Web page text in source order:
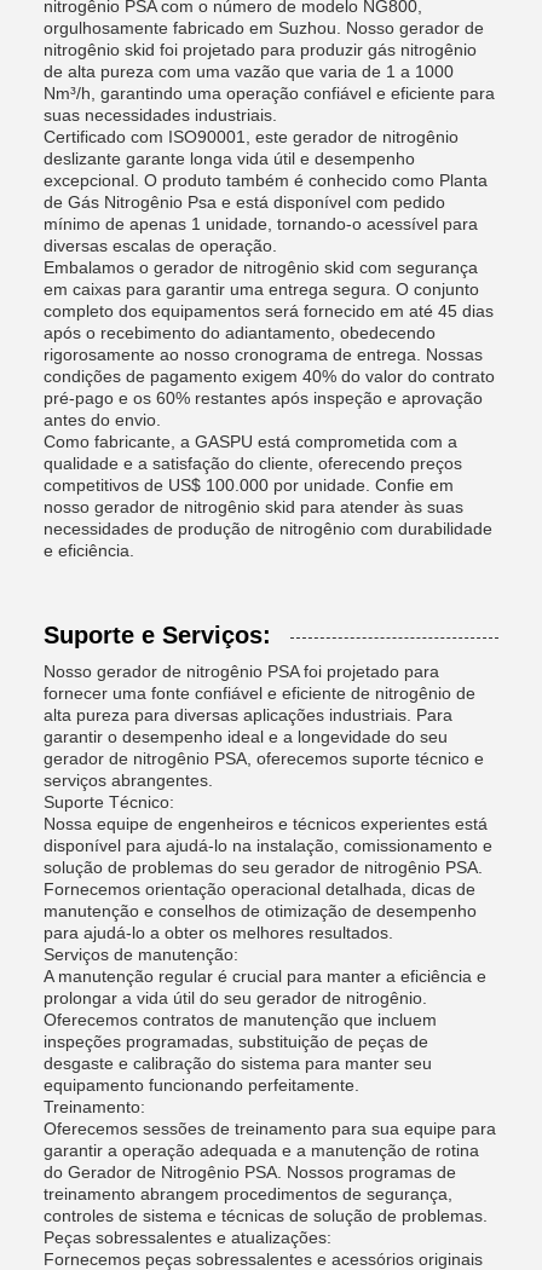
nitrogênio PSA com o número de modelo NG800,
orgulhosamente fabricado em Suzhou. Nosso gerador de
nitrogênio skid foi projetado para produzir gás nitrogênio
de alta pureza com uma vazão que varia de 1 a 1000
Nm³/h, garantindo uma operação confiável e eficiente para
suas necessidades industriais.
Certificado com ISO90001, este gerador de nitrogênio
deslizante garante longa vida útil e desempenho
excepcional. O produto também é conhecido como Planta
de Gás Nitrogênio Psa e está disponível com pedido
mínimo de apenas 1 unidade, tornando-o acessível para
diversas escalas de operação.
Embalamos o gerador de nitrogênio skid com segurança
em caixas para garantir uma entrega segura. O conjunto
completo dos equipamentos será fornecido em até 45 dias
após o recebimento do adiantamento, obedecendo
rigorosamente ao nosso cronograma de entrega. Nossas
condições de pagamento exigem 40% do valor do contrato
pré-pago e os 60% restantes após inspeção e aprovação
antes do envio.
Como fabricante, a GASPU está comprometida com a
qualidade e a satisfação do cliente, oferecendo preços
competitivos de US$ 100.000 por unidade. Confie em
nosso gerador de nitrogênio skid para atender às suas
necessidades de produção de nitrogênio com durabilidade
e eficiência.
Suporte e Serviços:
Nosso gerador de nitrogênio PSA foi projetado para
fornecer uma fonte confiável e eficiente de nitrogênio de
alta pureza para diversas aplicações industriais. Para
garantir o desempenho ideal e a longevidade do seu
gerador de nitrogênio PSA, oferecemos suporte técnico e
serviços abrangentes.
Suporte Técnico:
Nossa equipe de engenheiros e técnicos experientes está
disponível para ajudá-lo na instalação, comissionamento e
solução de problemas do seu gerador de nitrogênio PSA.
Fornecemos orientação operacional detalhada, dicas de
manutenção e conselhos de otimização de desempenho
para ajudá-lo a obter os melhores resultados.
Serviços de manutenção:
A manutenção regular é crucial para manter a eficiência e
prolongar a vida útil do seu gerador de nitrogênio.
Oferecemos contratos de manutenção que incluem
inspeções programadas, substituição de peças de
desgaste e calibração do sistema para manter seu
equipamento funcionando perfeitamente.
Treinamento:
Oferecemos sessões de treinamento para sua equipe para
garantir a operação adequada e a manutenção de rotina
do Gerador de Nitrogênio PSA. Nossos programas de
treinamento abrangem procedimentos de segurança,
controles de sistema e técnicas de solução de problemas.
Peças sobressalentes e atualizações:
Fornecemos peças sobressalentes e acessórios originais